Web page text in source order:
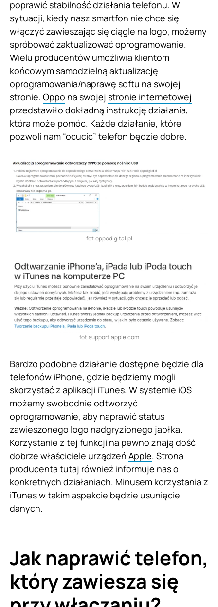
poprawić stabilność działania telefonu. W
sytuacji, kiedy nasz smartfon nie chce się
włączyć zawieszając się ciągle na logo, możemy
spróbować zaktualizować oprogramowanie.
Wielu producentów umożliwia klientom
końcowym samodzielną aktualizację
oprogramowania/naprawę softu na swojej
stronie. Oppo na swojej stronie internetowej
przedstawiło dokładną instrukcję działania,
która może pomóc. Każde działanie, które
pozwoli nam “ocucić” telefon będzie dobre.
fot.oppodigital.pl
fot.support.apple.com
Bardzo podobne działanie dostępne będzie dla
telefonów iPhone, gdzie będziemy mogli
skorzystać z aplikacji iTunes. W systemie iOS
możemy swobodnie odtworzyć
oprogramowanie, aby naprawić status
zawieszonego logo nadgryzionego jabłka.
Korzystanie z tej funkcji na pewno znają dość
dobrze właściciele urządzeń Apple. Strona
producenta tutaj również informuje nas o
konkretnych działaniach. Minusem korzystania z
iTunes w takim aspekcie będzie usunięcie
danych.
Jak naprawić telefon,
który zawiesza się